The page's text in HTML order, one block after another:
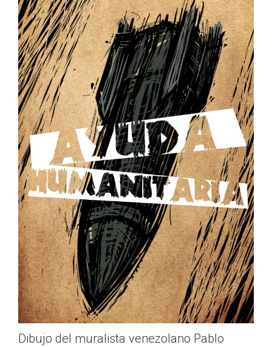
Dibujo del muralista venezolano Pablo